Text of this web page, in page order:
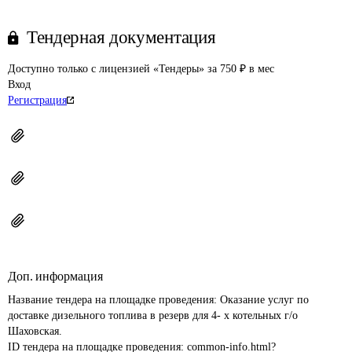
Тендерная документация
Доступно только с лицензией «Тендеры» за 750 ₽ в мес
Вход
Регистрация
Доп. информация
Название тендера на площадке проведения: Оказание услуг по
доставке дизельного топлива в резерв для 4- х котельных г/о
Шаховская.
ID тендера на площадке проведения: common-info.html?